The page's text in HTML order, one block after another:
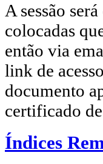
A sessão
colocadas
então via
link de
documento
certificado
Índices